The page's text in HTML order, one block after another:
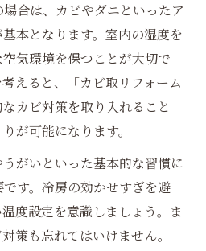
合は、カビやダニといったア
本となります。室内の湿度を
気環境を保つことが大切で
えると、「カビ取リフォーム
カビ対策を取り入れること
が可能になります。
がいといった基本的な習慣に
す。冷房の効かせすぎを避
度設定を意識しましょう。ま
策も忘れてはいけません。